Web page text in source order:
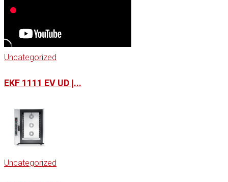
Uncategorized
EKF 1111 EV UD |...
Uncategorized